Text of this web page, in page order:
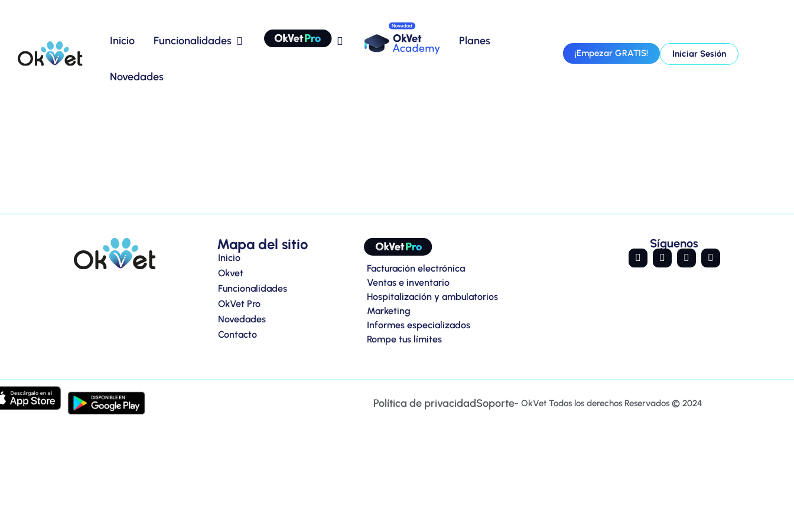
Inicio Funcionalidades Planes
Novedades
¡Empezar GRATIS! Iniciar Sesión
Mapa del sitio
Inicio
Okvet
Funcionalidades
OkVet Pro
Novedades
Contacto
Facturación electrónica
Ventas e inventario
Hospitalización y ambulatorios
Marketing
Informes especializados
Rompe tus límites
Síguenos
Política de privacidadSoporte- OkVet Todos los derechos Reservados © 2024